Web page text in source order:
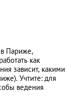
Париже,
как
зависит, какими
Учтите: для
ведения